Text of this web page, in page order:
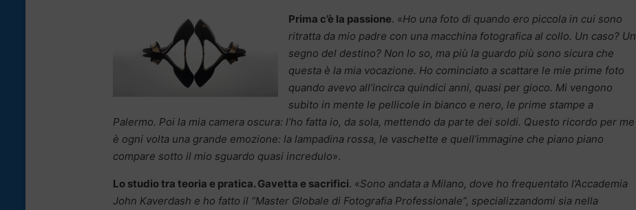
Prima c’è la passione. «Ho una foto di quando ero piccola in cui sono
ritratta da mio padre con una macchina fotografica al collo. Un caso? Un
segno del destino? Non lo so, ma più la guardo più sono sicura che
questa è la mia vocazione. Ho cominciato a scattare le mie prime foto
quando avevo all’incirca quindici anni, quasi per gioco. Mi vengono
subito in mente le pellicole in bianco e nero, le prime stampe a
Palermo. Poi la mia camera oscura: l’ho fatta io, da sola, mettendo da parte dei soldi. Questo ricordo per me
è ogni volta una grande emozione: la lampadina rossa, le vaschette e quell’immagine che piano piano
compare sotto il mio sguardo quasi incredulo».
Lo studio tra teoria e pratica. Gavetta e sacrifici. «Sono andata a Milano, dove ho frequentato l’Accademia
John Kaverdash e ho fatto il “Master Globale di Fotografia Professionale”, specializzandomi sia nella